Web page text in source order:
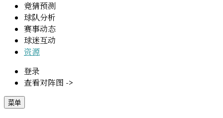
竞猜预测
球队分析
赛事动态
球迷互动
资源
登录
查看对阵图 ->
菜单